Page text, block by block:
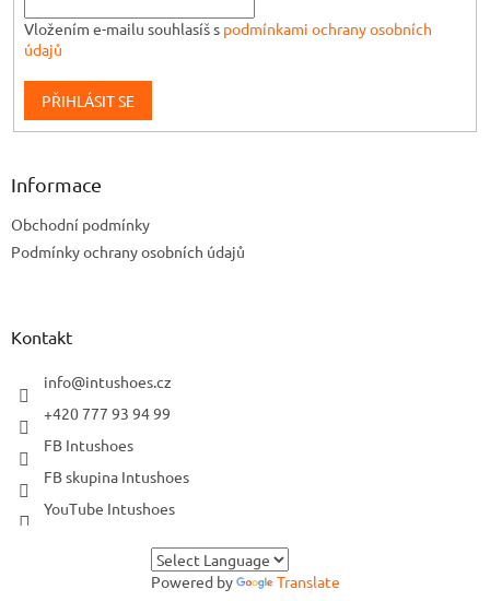
Vložením e-mailu souhlasíš s podmínkami ochrany osobních
údajů
PŘIHLÁSIT SE
Informace
Obchodní podmínky
Podmínky ochrany osobních údajů
Kontakt
info@intushoes.cz
+420 777 93 94 99
FB Intushoes
FB skupina Intushoes
YouTube Intushoes
Powered by Translate